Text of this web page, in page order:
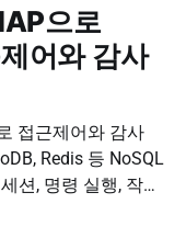
으로
어와 감사
접근제어와 감사
션, 명령 실행, 작업